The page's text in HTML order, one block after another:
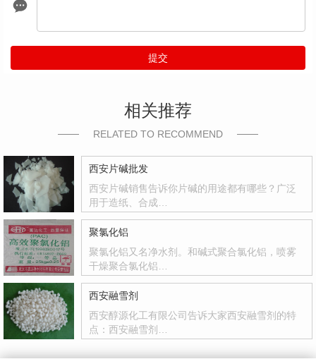
提交
相关推荐
RELATED TO RECOMMEND
西安片碱批发
西安片碱销售告诉你片碱的用途都有哪些？广泛
用于造纸、合成…
聚氯化铝
聚氯化铝又名净水剂。和碱式聚合氯化铝，喷雾
干燥聚合氯化铝…
西安融雪剂
西安醇源化工有限公司告诉大家西安融雪剂的特
点：西安融雪剂…